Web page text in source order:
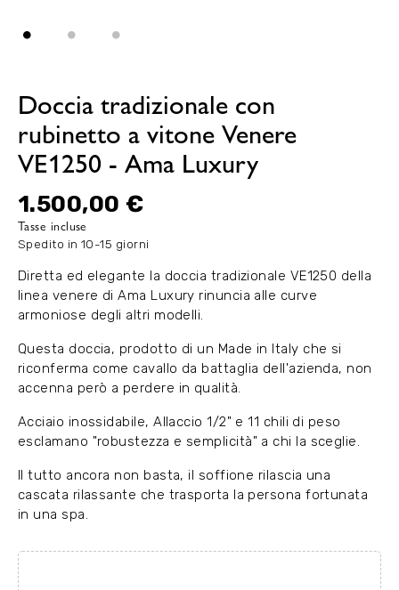
Doccia tradizionale con
rubinetto a vitone Venere
VE1250 - Ama Luxury
1.500,00 €
Tasse incluse
Spedito in 10-15 giorni
Diretta ed elegante la doccia tradizionale VE1250 della
linea venere di Ama Luxury rinuncia alle curve
armoniose degli altri modelli.
Questa doccia, prodotto di un Made in Italy che si
riconferma come cavallo da battaglia dell'azienda, non
accenna però a perdere in qualità.
Acciaio inossidabile, Allaccio 1/2" e 11 chili di peso
esclamano "robustezza e semplicità" a chi la sceglie.
Il tutto ancora non basta, il soffione rilascia una
cascata rilassante che trasporta la persona fortunata
in una spa.